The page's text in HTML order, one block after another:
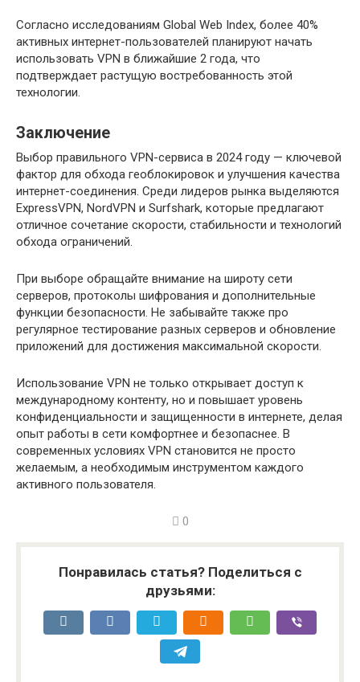
Согласно исследованиям Global Web Index, более 40%
активных интернет-пользователей планируют начать
использовать VPN в ближайшие 2 года, что
подтверждает растущую востребованность этой
технологии.
Заключение
Выбор правильного VPN-сервиса в 2024 году — ключевой
фактор для обхода геоблокировок и улучшения качества
интернет-соединения. Среди лидеров рынка выделяются
ExpressVPN, NordVPN и Surfshark, которые предлагают
отличное сочетание скорости, стабильности и технологий
обхода ограничений.
При выборе обращайте внимание на широту сети
серверов, протоколы шифрования и дополнительные
функции безопасности. Не забывайте также про
регулярное тестирование разных серверов и обновление
приложений для достижения максимальной скорости.
Использование VPN не только открывает доступ к
международному контенту, но и повышает уровень
конфиденциальности и защищенности в интернете, делая
опыт работы в сети комфортнее и безопаснее. В
современных условиях VPN становится не просто
желаемым, а необходимым инструментом каждого
активного пользователя.
0
Понравилась статья? Поделиться с
друзьями: